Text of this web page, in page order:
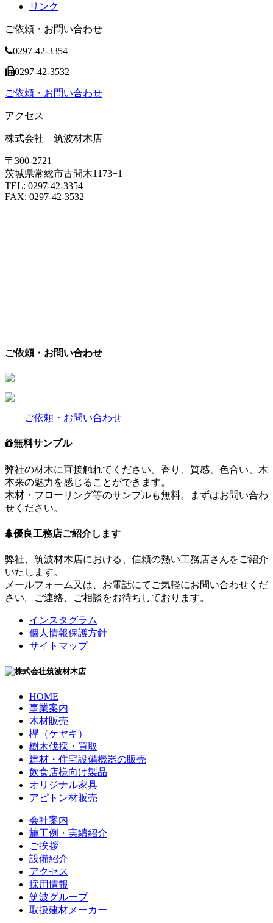
リンク
ご依頼・お問い合わせ
0297-42-3354
0297-42-3532
ご依頼・お問い合わせ
アクセス
株式会社 筑波材木店
〒300-2721
茨城県常総市古間木1173−1
TEL: 0297-42-3354
FAX: 0297-42-3532
ご依頼・お問い合わせ
ご依頼・お問い合わせ
無料サンプル
弊社の材木に直接触れてください。香り、質感、色合い、木
本来の魅力を感じることができます。
木材・フローリング等のサンプルも無料。まずはお問い合わ
せください。
優良工務店ご紹介します
弊社、筑波材木店における、信頼の熱い工務店さんをご紹介
いたします。
メールフォーム又は、お電話にてご気軽にお問い合わせくだ
さい。ご連絡、ご相談をお待ちしております。
インスタグラム
個人情報保護方針
サイトマップ
HOME
事業案内
木材販売
欅（ケヤキ）
樹木伐採・買取
建材・住宅設備機器の販売
飲食店様向け製品
オリジナル家具
アピトン材販売
会社案内
施工例・実績紹介
ご挨拶
設備紹介
アクセス
採用情報
筑波グループ
取扱建材メーカー